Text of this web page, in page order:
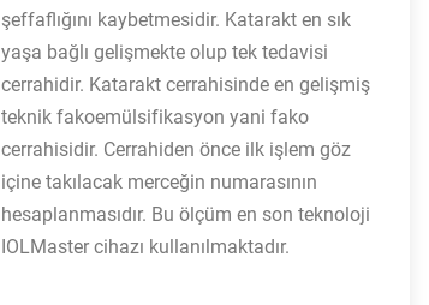
şeffaflığını kaybetmesidir. Katarakt en sık
yaşa bağlı gelişmekte olup tek tedavisi
cerrahidir. Katarakt cerrahisinde en gelişmiş
teknik fakoemülsifikasyon yani fako
cerrahisidir. Cerrahiden önce ilk işlem göz
içine takılacak merceğin numarasının
hesaplanmasıdır. Bu ölçüm en son teknoloji
IOLMaster cihazı kullanılmaktadır.